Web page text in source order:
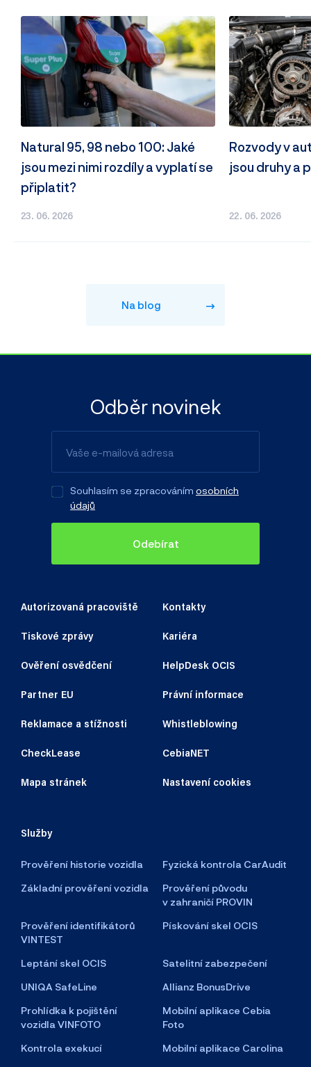
23. 06. 2026
Natural 95, 98 nebo 100: Jaké
jsou mezi nimi rozdíly a vyplatí se
připlatit?
22. 06. 2026
Rozvody v
jsou druhy a
Na blog
Autorizovaná pracoviště Kontakty
Tiskové zprávy Kariéra
Ověření osvědčení HelpDesk OCIS
Partner EU Právní informace
Reklamace a stížnosti Whistleblowing
CheckLease CebiaNET
Mapa stránek Nastavení cookies
Služby
Prověření historie vozidla
Fyzická kontrola CarAudit
Základní prověření vozidla
Prověření původu
v zahraničí PROVIN
Prověření identifikátorů
VINTEST
Pískování skel OCIS
Leptání skel OCIS
Satelitní zabezpečení
UNIQA SafeLine
Allianz BonusDrive
Prohlídka k pojištění
vozidla VINFOTO
Mobilní aplikace Cebia
Foto
Kontrola exekucí
Mobilní aplikace Carolina
Odběr novinek
Souhlasím se zpracováním osobních
údajů
Odebírat